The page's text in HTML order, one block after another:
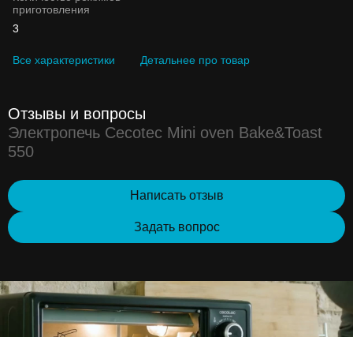
приготовления
3
Все характеристики Детальнее про товар
Отзывы и вопросы
Электропечь Cecotec Mini oven Bake&Toast
550
Написать отзыв
Задать вопрос